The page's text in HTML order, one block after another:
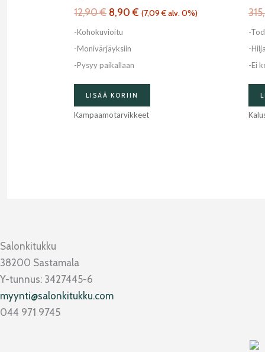
12,90€ 8,90€ (7,09€alv. 0%)
-Kohokuvioitu
-Monivärjäyksiin
-Pysyy paikallaan
LISÄÄ KORIIN
Kampaamotarvikkeet
-
-
-Ei
Salonkitukku
38200 Sastamala
Y-tunnus: 3427445-6
myynti@salonkitukku.com
044 971 9745